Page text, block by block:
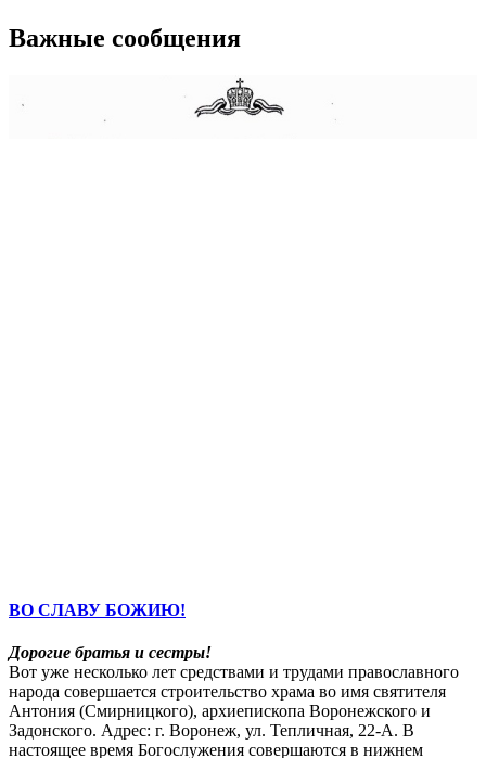
Важные сообщения
ВО СЛАВУ БОЖИЮ!
Дорогие братья и сестры!
Вот уже несколько лет средствами и трудами православного
народа совершается строительство храма во имя святителя
Антония (Смирницкого), архиепископа Воронежского и
Задонского. Адрес: г. Воронеж, ул. Тепличная, 22-А. В
настоящее время Богослужения совершаются в нижнем